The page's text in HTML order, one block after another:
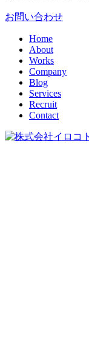
お問い合わせ
Home
About
Works
Company
Blog
Services
Recruit
Contact